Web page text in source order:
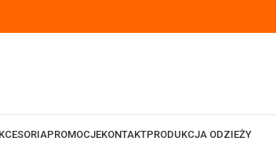
PROMOCJEKONTAKTPRODUKCJA ODZIEŻY